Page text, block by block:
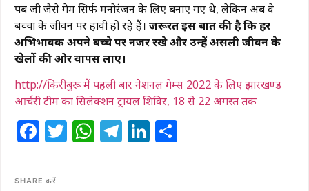
पब जी जैसे गेम सिर्फ मनोरंजन के लिए बनाए गए थे, लेकिन अब वे
बच्चों के जीवन पर हावी हो रहे हैं। जरूरत इस बात की है कि हर
अभिभावक अपने बच्चे पर नजर रखे और उन्हें असली जीवन के
खेलों की ओर वापस लाए।
http://किरीबुरू में पहली बार नेशनल गेम्स 2022 के लिए झारखण्ड
आर्चरी टीम का सिलेक्शन ट्रायल शिविर, 18 से 22 अगस्त तक
Facebook
Twitter
WhatsApp
Telegram
LinkedIn
SHARE करें